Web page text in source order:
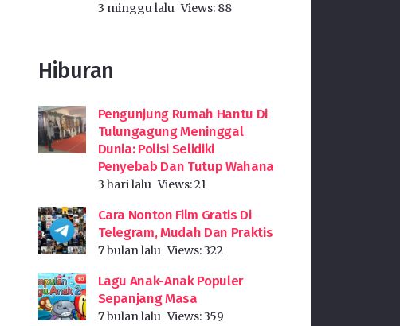
3 minggu lalu Views: 88
Hiburan
Pengunjung Rumah Hantu Di
Tulungagung Meninggal
Dunia: Polisi Selidiki
Penyebab Dan Tutup Wahana
3 hari lalu Views:21
Cara Nonton Film Gratis Di
Telegram, Mudah Dan Praktis
7 bulan lalu Views:322
Lagu Anak-Anak Populer
Sepanjang Masa
7 bulan lalu Views:359